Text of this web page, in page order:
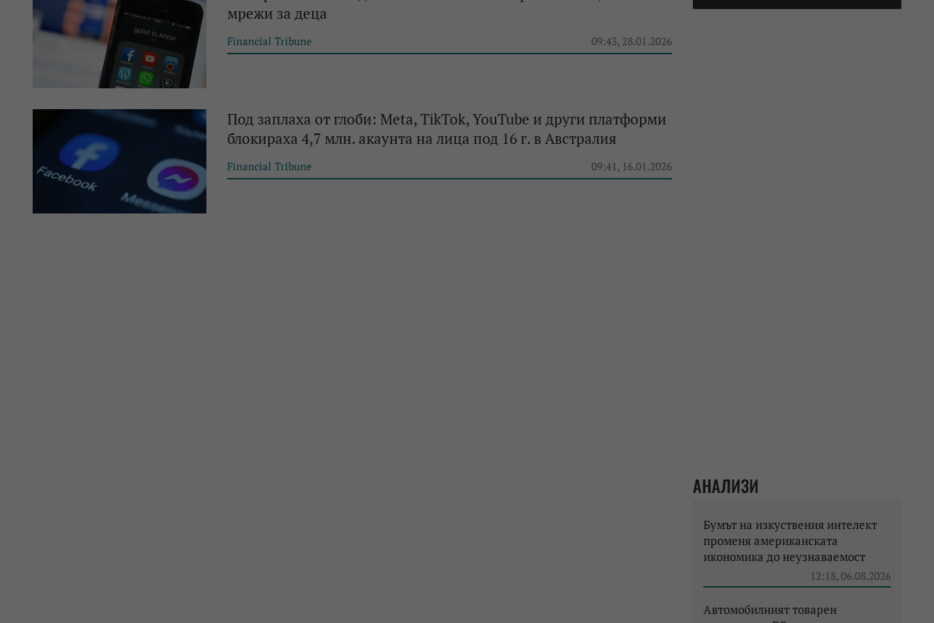
мрежи за деца
Financial Tribune 09:43, 28.01.2026
Под заплаха от глоби: Meta, TikTok, YouTube и други платформи
блокираха 4,7 млн. акаунта на лица под 16 г. в Австралия
Financial Tribune 09:41, 16.01.2026
АНАЛИЗИ
Бумът на изкуствения интелект
променя американската
икономика до неузнаваемост
12:18, 06.08.2026
Автомобилният товарен